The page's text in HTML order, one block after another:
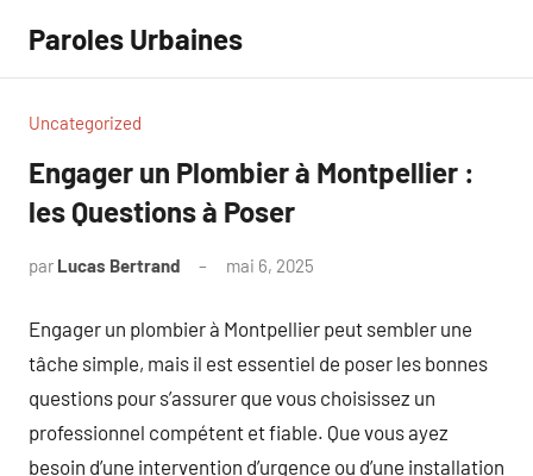
contenu
Paroles Urbaines
Uncategorized
Engager un Plombier à Montpellier :
les Questions à Poser
par Lucas Bertrand mai 6, 2025
Engager un plombier à Montpellier peut sembler une
tâche simple, mais il est essentiel de poser les bonnes
questions pour s’assurer que vous choisissez un
professionnel compétent et fiable. Que vous ayez
besoin d’une intervention d’urgence ou d’une installation